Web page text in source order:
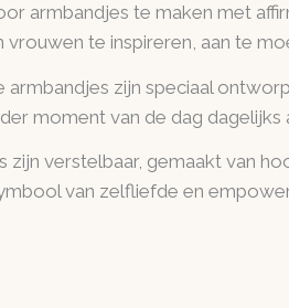
armbandjes te maken met
vrouwen te inspireren, aan te
armbandjes zijn speciaal
moment van de dag
zijn verstelbaar, gemaakt van
van zelfliefde en